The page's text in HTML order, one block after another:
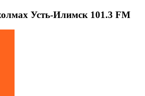
Усть-Илимск 101.3 FM